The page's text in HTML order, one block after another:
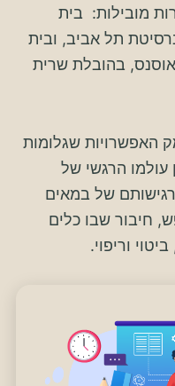
מובילות: בית
תל אביב, ובית
בהובלת שרית
האפשרויות שגלומות
עולמו הרגשי של
של במאים
חיבור שבו כלים
וריפוי.